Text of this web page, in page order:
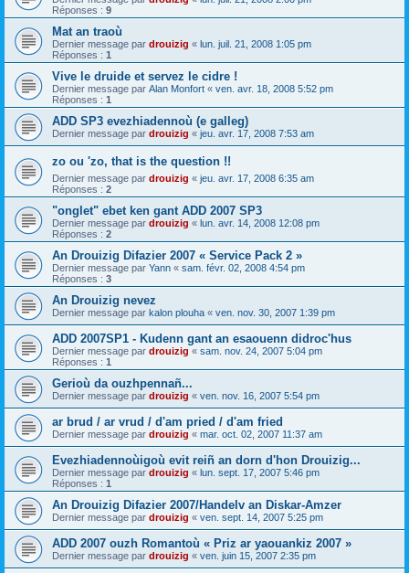
Réponses : 9
Mat an traoù
Dernier message par drouizig « lun. juil. 21, 2008 1:05 pm
Réponses : 1
Vive le druide et servez le cidre !
Dernier message par Alan Monfort « ven. avr. 18, 2008 5:52 pm
Réponses : 1
ADD SP3 evezhiadennoù (e galleg)
Dernier message par drouizig « jeu. avr. 17, 2008 7:53 am
zo ou 'zo, that is the question !!
Dernier message par drouizig « jeu. avr. 17, 2008 6:35 am
Réponses : 2
"onglet" ebet ken gant ADD 2007 SP3
Dernier message par drouizig « lun. avr. 14, 2008 12:08 pm
Réponses : 2
An Drouizig Difazier 2007 « Service Pack 2 »
Dernier message par Yann « sam. févr. 02, 2008 4:54 pm
Réponses : 3
An Drouizig nevez
Dernier message par kalon plouha « ven. nov. 30, 2007 1:39 pm
ADD 2007SP1 - Kudenn gant an esaouenn didroc'hus
Dernier message par drouizig « sam. nov. 24, 2007 5:04 pm
Réponses : 1
Gerioù da ouzhpennañ...
Dernier message par drouizig « ven. nov. 16, 2007 5:54 pm
ar brud / ar vrud / d'am pried / d'am fried
Dernier message par drouizig « mar. oct. 02, 2007 11:37 am
Evezhiadennoùigoù evit reiñ an dorn d'hon Drouizig...
Dernier message par drouizig « lun. sept. 17, 2007 5:46 pm
Réponses : 1
An Drouizig Difazier 2007/Handelv an Diskar-Amzer
Dernier message par drouizig « ven. sept. 14, 2007 5:25 pm
ADD 2007 ouzh Romantoù « Priz ar yaouankiz 2007 »
Dernier message par drouizig « ven. juin 15, 2007 2:35 pm